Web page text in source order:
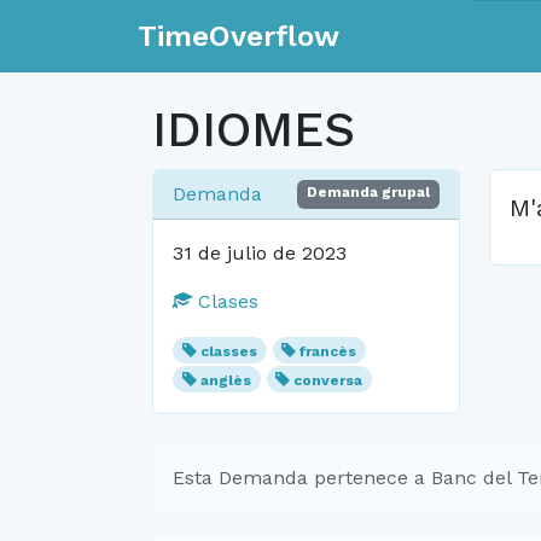
TimeOverflow
IDIOMES
Demanda Demanda grupal
31 de julio de 2023
Clases
classes
francès
anglès
conversa
Esta Demanda pertenece a Banc del